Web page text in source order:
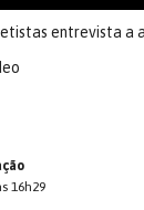
entrevista a
16h29